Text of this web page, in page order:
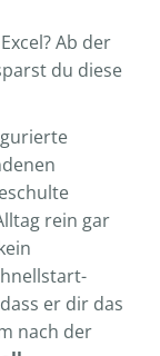
Ab der
du diese
rein gar
er dir das
nach der